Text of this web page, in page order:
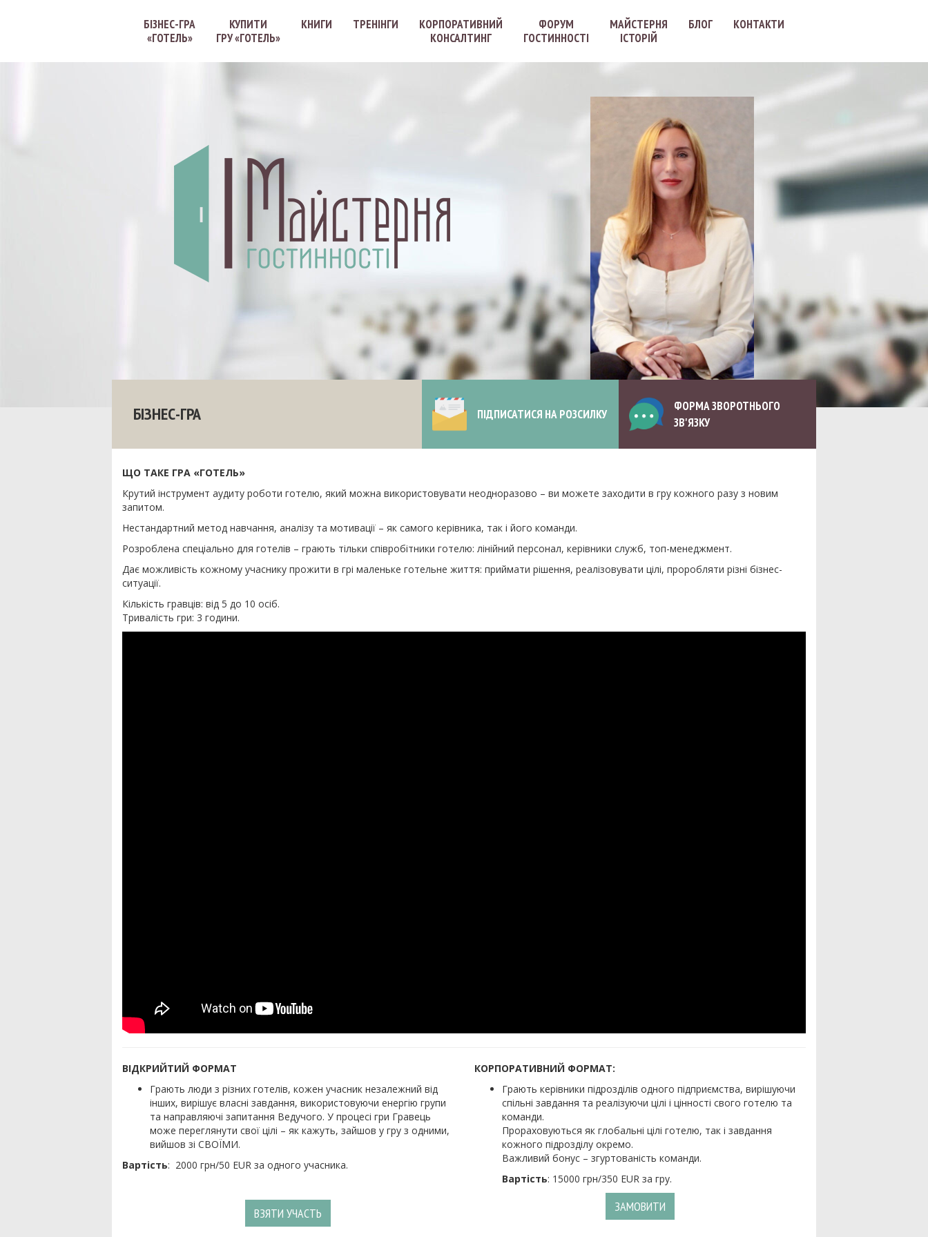
БІЗНЕС-ГРА
«ГОТЕЛЬ»
КУПИТИ
ГРУ «ГОТЕЛЬ»
КНИГИ ТРЕНІНГИ
КОРПОРАТИВНИЙ
КОНСАЛТИНГ
ФОРУМ
ГОСТИННОСТI
МАЙСТЕРНЯ
ІСТОРІЙ
БЛОГ КОНТАКТИ
БІЗНЕС-ГРА ПІДПИСАТИСЯ НА РОЗСИЛКУ
ФОРМА ЗВОРОТНЬОГО
ЗВ'ЯЗКУ
ЩО ТАКЕ ГРА «ГОТЕЛЬ»
Крутий інструмент аудиту роботи готелю, який можна використовувати неодноразово – ви можете заходити в гру кожного разу з новим
запитом.
Нестандартний метод навчання, аналізу та мотивації – як самого керівника, так і його команди.
Розроблена спеціально для готелів – грають тільки співробітники готелю: лінійний персонал, керівники служб, топ-менеджмент.
Дає можливість кожному учаснику прожити в грі маленьке готельне життя: приймати рішення, реалізовувати цілі, проробляти різні бізнес-
ситуації.
Кількість гравців: від 5 до 10 осіб.
Тривалість гри: 3 години.
ВІДКРИЙТИЙ ФОРМАТ
Грають люди з різних готелів, кожен учасник незалежний від
інших, вирішує власні завдання, використовуючи енергію групи
та направляючі запитання Ведучого. У процесі гри Гравець
може переглянути свої цілі – як кажуть, зайшов у гру з одними,
вийшов зі СВОЇМИ.
Вартість: 2000 грн/50 EUR за одного учасника.
ВЗЯТИ УЧАСТЬ
КОРПОРАТИВНИЙ ФОРМАТ:
Грають керівники підрозділів одного підприємства, вирішуючи
спільні завдання та реалізуючи цілі і цінності свого готелю та
команди.
Прораховуються як глобальні цілі готелю, так і завдання
кожного підрозділу окремо.
Важливий бонус – згуртованість команди.
Вартість: 15000 грн/350 EUR за гру.
ЗАМОВИТИ